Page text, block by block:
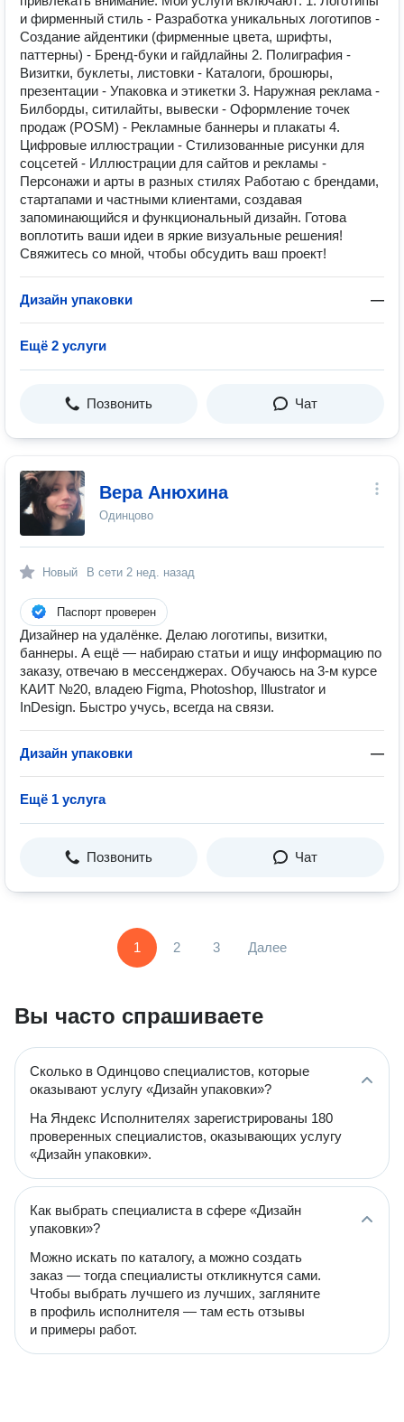
и фирменный стиль - Разработка уникальных логотипов -
Создание айдентики (фирменные цвета, шрифты,
паттерны) - Бренд-буки и гайдлайны 2. Полиграфия -
Визитки, буклеты, листовки - Каталоги, брошюры,
презентации - Упаковка и этикетки 3. Наружная реклама -
Билборды, ситилайты, вывески - Оформление точек
продаж (POSM) - Рекламные баннеры и плакаты 4.
Цифровые иллюстрации - Стилизованные рисунки для
соцсетей - Иллюстрации для сайтов и рекламы -
Персонажи и арты в разных стилях Работаю с брендами,
стартапами и частными клиентами, создавая
запоминающийся и функциональный дизайн. Готова
воплотить ваши идеи в яркие визуальные решения!
Свяжитесь со мной, чтобы обсудить ваш проект!
Дизайн упаковки —
Ещё 2 услуги
Позвонить Чат
Вера Анюхина
Одинцово
Новый В сети 2 нед. назад
Паспорт проверен
Дизайнер на удалёнке. Делаю логотипы, визитки,
баннеры. А ещё — набираю статьи и ищу информацию по
заказу, отвечаю в мессенджерах. Обучаюсь на 3-м курсе
КАИТ №20, владею Figma, Photoshop, Illustrator и
InDesign. Быстро учусь, всегда на связи.
Дизайн упаковки —
Ещё 1 услуга
Позвонить Чат
1 2 3 Далее
Вы часто спрашиваете
Сколько в Одинцово специалистов, которые
оказывают услугу «Дизайн упаковки»?
На Яндекс Исполнителях зарегистрированы 180
проверенных специалистов, оказывающих услугу
«Дизайн упаковки».
Как выбрать специалиста в сфере «Дизайн
упаковки»?
Можно искать по каталогу, а можно создать
заказ — тогда специалисты откликнутся сами.
Чтобы выбрать лучшего из лучших, загляните
в профиль исполнителя — там есть отзывы
и примеры работ.